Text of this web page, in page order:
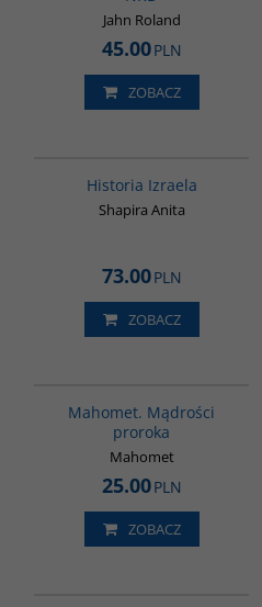
Jahn Roland
45.00PLN
ZOBACZ
Historia Izraela
Shapira Anita
73.00PLN
ZOBACZ
Mahomet. Mądrości
proroka
Mahomet
25.00PLN
ZOBACZ